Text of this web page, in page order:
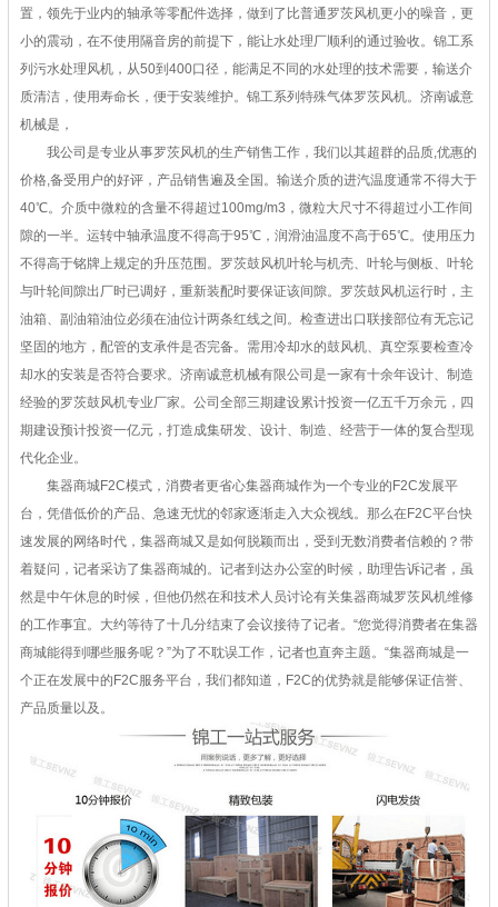
置，领先于业内的轴承等零配件选择，做到了比普通罗茨风机更小的噪音，更
小的震动，在不使用隔音房的前提下，能让水处理厂顺利的通过验收。锦工系
列污水处理风机，从50到400口径，能满足不同的水处理的技术需要，输送介
质清洁，使用寿命长，便于安装维护。锦工系列特殊气体罗茨风机。济南诚意
机械是，
我公司是专业从事罗茨风机的生产销售工作，我们以其超群的品质,优惠的
价格,备受用户的好评，产品销售遍及全国。输送介质的进汽温度通常不得大于
40℃。介质中微粒的含量不得超过100mg/m3，微粒大尺寸不得超过小工作间
隙的一半。运转中轴承温度不得高于95℃，润滑油温度不高于65℃。使用压力
不得高于铭牌上规定的升压范围。罗茨鼓风机叶轮与机壳、叶轮与侧板、叶轮
与叶轮间隙出厂时已调好，重新装配时要保证该间隙。罗茨鼓风机运行时，主
油箱、副油箱油位必须在油位计两条红线之间。检查进出口联接部位有无忘记
坚固的地方，配管的支承件是否完备。需用冷却水的鼓风机、真空泵要检查冷
却水的安装是否符合要求。济南诚意机械有限公司是一家有十余年设计、制造
经验的罗茨鼓风机专业厂家。公司全部三期建设累计投资一亿五千万余元，四
期建设预计投资一亿元，打造成集研发、设计、制造、经营于一体的复合型现
代化企业。
集器商城F2C模式，消费者更省心集器商城作为一个专业的F2C发展平
台，凭借低价的产品、急速无忧的邻家逐渐走入大众视线。那么在F2C平台快
速发展的网络时代，集器商城又是如何脱颖而出，受到无数消费者信赖的？带
着疑问，记者采访了集器商城的。记者到达办公室的时候，助理告诉记者，虽
然是中午休息的时候，但他仍然在和技术人员讨论有关集器商城罗茨风机维修
的工作事宜。大约等待了十几分结束了会议接待了记者。“您觉得消费者在集器
商城能得到哪些服务呢？”为了不耽误工作，记者也直奔主题。“集器商城是一
个正在发展中的F2C服务平台，我们都知道，F2C的优势就是能够保证信誉、
产品质量以及。